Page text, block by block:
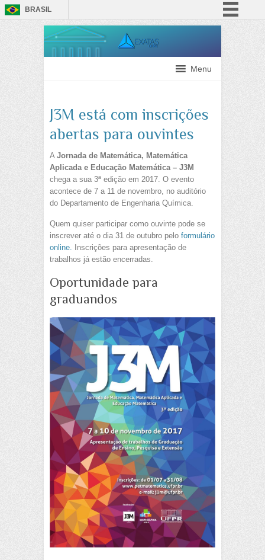
BRASIL
Participe
Canais
Menu
J3M está com inscrições
abertas para ouvintes
A Jornada de Matemática, Matemática
Aplicada e Educação Matemática – J3M
chega a sua 3ª edição em 2017. O evento
acontece de 7 a 11 de novembro, no auditório
do Departamento de Engenharia Química.
Quem quiser participar como ouvinte pode se
inscrever até o dia 31 de outubro pelo formulário
online. Inscrições para apresentação de
trabalhos já estão encerradas.
Oportunidade para
graduandos